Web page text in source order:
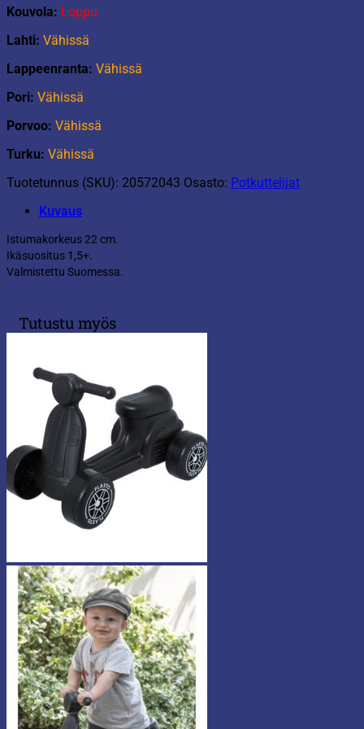
Kouvola: Loppu
Lahti: Vähissä
Lappeenranta: Vähissä
Pori: Vähissä
Porvoo: Vähissä
Turku: Vähissä
Tuotetunnus (SKU): 20572043 Osasto: Potkuttelijat
Kuvaus
Istumakorkeus 22 cm.
Ikäsuositus 1,5+.
Valmistettu Suomessa.
Tutustu myös